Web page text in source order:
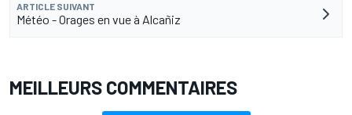
ARTICLE SUIVANT
Météo - Orages en vue à Alcañiz
MEILLEURS COMMENTAIRES